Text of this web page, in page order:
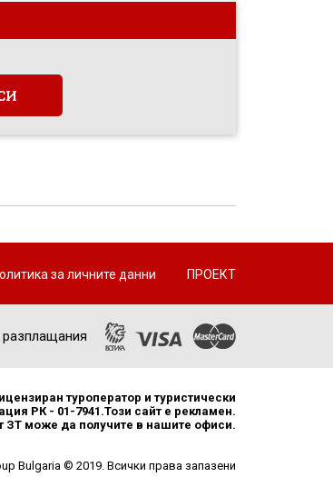
за личните данни ПРОЕКТ
туроператор и туристически
РК - 01-7941.Този сайт е рекламен.
ЗТ може да получите в нашите офиси.
Bulgaria © 2019. Всички права запазени